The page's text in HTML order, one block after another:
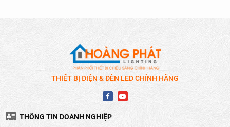
THIẾT BỊ ĐIỆN & ĐÈN LED CHÍNH HÃNG
THÔNG TIN DOANH NGHIỆP